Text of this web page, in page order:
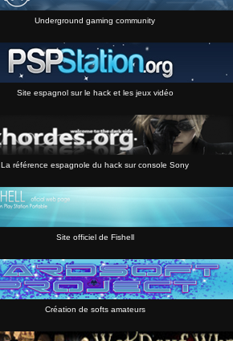
Underground gaming community
Site espagnol sur le hack et les jeux vidéo
La référence espagnole du hack sur console Sony
Site officiel de Fishell
Création de softs amateurs